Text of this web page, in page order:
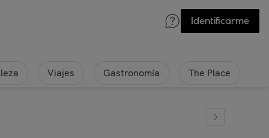
Identificarme
Viajes Gastronomía The Place